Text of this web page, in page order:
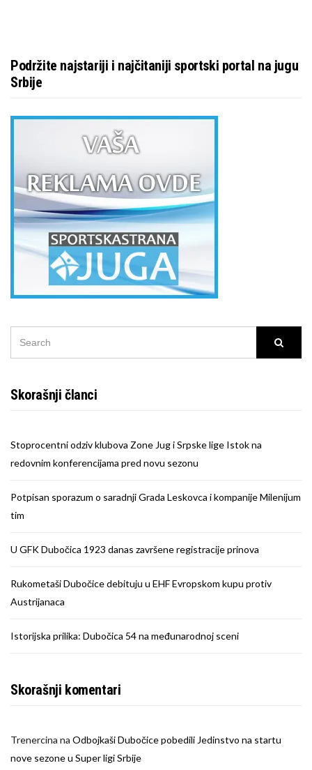
Podržite najstariji i najčitaniji sportski portal na jugu
Srbije
Skorašnji članci
Stoprocentni odziv klubova Zone Jug i Srpske lige Istok na
redovnim konferencijama pred novu sezonu
Potpisan sporazum o saradnji Grada Leskovca i kompanije Milenijum
tim
U GFK Dubočica 1923 danas završene registracije prinova
Rukometaši Dubočice debituju u EHF Evropskom kupu protiv
Austrijanaca
Istorijska prilika: Dubočica 54 na međunarodnoj sceni
Skorašnji komentari
Trenercina na Odbojkaši Dubočice pobedili Jedinstvo na startu
nove sezone u Super ligi Srbije